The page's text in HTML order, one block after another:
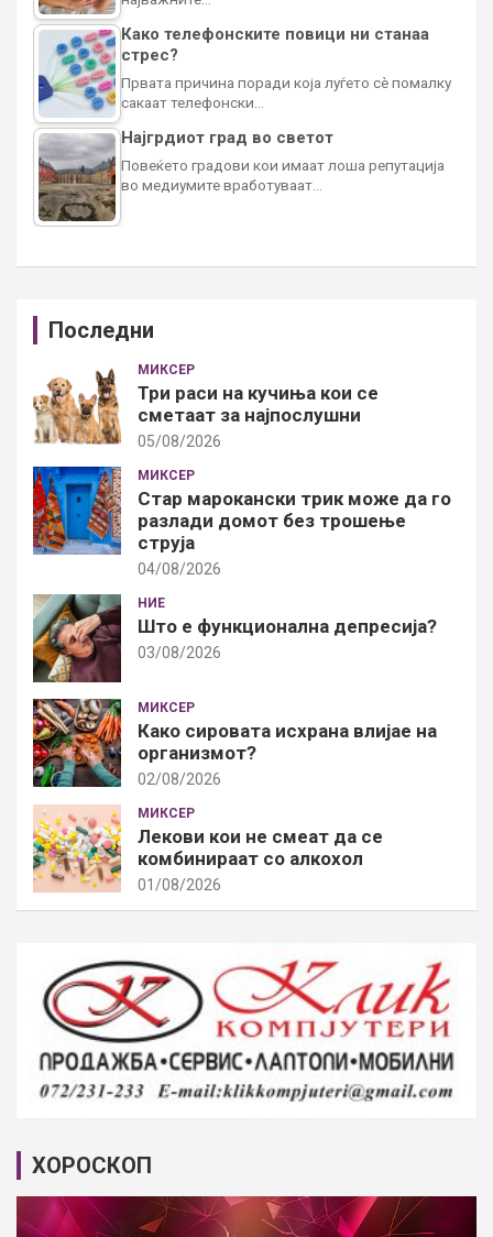
Како телефонските повици ни станаа
стрес?
Првата причина поради која луѓето сè помалку
сакаат телефонски…
Најгрдиот град во светот
Повеќето градови кои имаат лоша репутација
во медиумите вработуваат…
Последни
МИКСЕР
Три раси на кучиња кои се
сметаат за најпослушни
05/08/2026
МИКСЕР
Стар марокански трик може да го
разлади домот без трошење
струја
04/08/2026
НИЕ
Што е функционална депресија?
03/08/2026
МИКСЕР
Како сировата исхрана влијае на
организмот?
02/08/2026
МИКСЕР
Лекови кои не смеат да се
комбинираат со алкохол
01/08/2026
ХОРОСКОП